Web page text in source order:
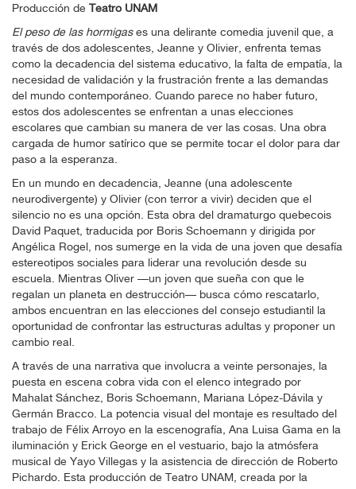
Producción de Teatro UNAM
El peso de las hormigases una delirante comedia juvenil que, a
través de dos adolescentes, Jeanne y Olivier, enfrenta temas
como la decadencia del sistema educativo, la falta de empatía, la
necesidad de validación y la frustración frente a las demandas
del mundo contemporáneo. Cuando parece no haber futuro,
estos dos adolescentes se enfrentan a unas elecciones
escolares que cambian su manera de ver las cosas. Una obra
cargada de humor satírico que se permite tocar el dolor para dar
paso a la esperanza.
En un mundo en decadencia, Jeanne (una adolescente
neurodivergente) y Olivier (con terror a vivir) deciden que el
silencio no es una opción. Esta obra del dramaturgo quebecois
David Paquet, traducida por Boris Schoemann y dirigida por
Angélica Rogel, nos sumerge en la vida de una joven que desafía
estereotipos sociales para liderar una revolución desde su
escuela. Mientras Oliver —un joven que sueña con que le
regalan un planeta en destrucción— busca cómo rescatarlo,
ambos encuentran en las elecciones del consejo estudiantil la
oportunidad de confrontar las estructuras adultas y proponer un
cambio real.
A través de una narrativa que involucra a veinte personajes, la
puesta en escena cobra vida con el elenco integrado por
Mahalat Sánchez, Boris Schoemann, Mariana López-Dávila y
Germán Bracco. La potencia visual del montaje es resultado del
trabajo de Félix Arroyo en la escenografía, Ana Luisa Gama en la
iluminación y Erick George en el vestuario, bajo la atmósfera
musical de Yayo Villegas y la asistencia de dirección de Roberto
Pichardo. Esta producción de Teatro UNAM, creada por la